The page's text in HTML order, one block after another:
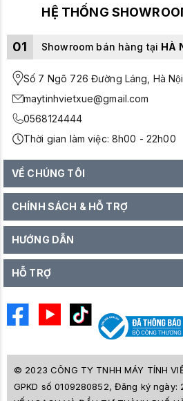
HỆ THỐNG
01 Showroom bán hàng tại HÀ
Số 7 Ngõ 726 Đường Láng, Hà
maytinhvietxue@gmail.com
0568124444
Thời gian làm việc: 8h00 - 22h00
VỀ CHÚNG TÔI
CHÍNH SÁCH & HỖ TRỢ
HƯỚNG DẪN
HỖ TRỢ
© 2023 CÔNG TY TNHH MÁY TÍNH
GPKD số 0109280852, Đăng ký